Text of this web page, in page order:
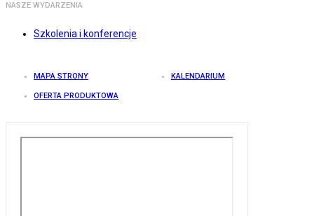
NASZE WYDARZENIA
Szkolenia i konferencje
MAPA STRONY KALENDARIUM
OFERTA PRODUKTOWA